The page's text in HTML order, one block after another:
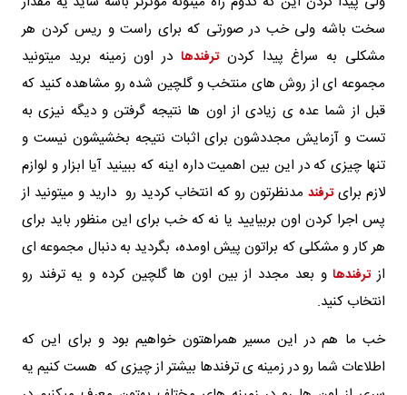
سخت باشه ولی خب در صورتی که برای راست و ریس کردن هر
مشکلی به سراغ پیدا کردن ترفندها در اون زمینه برید میتونید
مجموعه ای از روش های منتخب و گلچین شده رو مشاهده کنید که
قبل از شما عده ی زیادی از اون ها نتیجه گرفتن و دیگه نیزی به
تست و آزمایش مجددشون برای اثبات نتیجه بخشیشون نیست و
تنها چیزی که در این بین اهمیت داره اینه که ببینید آیا ابزار و لوازم
لازم برای ترفندمدنظرتون رو که انتخاب کردید رو دارید و میتونید از
پس اجرا کردن اون بربیایید یا نه که خب برای این منظور باید برای
هر کار و مشکلی که براتون پیش اومده، بگردید به دنبال مجموعه ای
از ترفندهاو بعد مجدد از بین اون ها گلچین کرده و یه ترفند رو
انتخاب کنید.
خب ما هم در این مسیر همراهتون خواهیم بود و برای این که
اطلاعات شما رو در زمینه ی ترفندها بیشتر از چیزی که هست کنیم یه